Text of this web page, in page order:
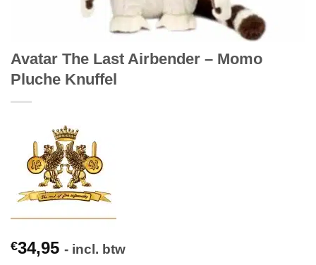
Avatar The Last Airbender – Momo
Pluche Knuffel
€34,95 - incl. btw